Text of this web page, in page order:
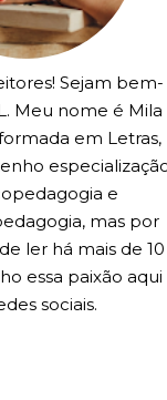
Sejam bem-
Meu nome é Mila
em Letras,
e
mas por
ler há mais de 10
essa paixão aqui
sociais.